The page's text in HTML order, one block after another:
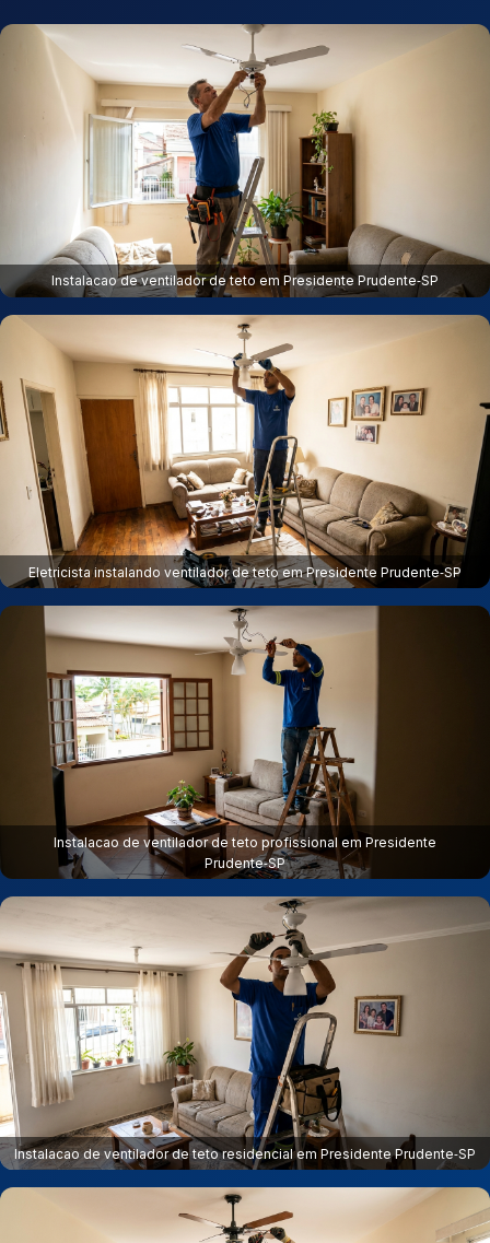
Instalacao de ventilador de teto em Presidente Prudente‑SP
Eletricista instalando ventilador de teto em Presidente Prudente‑SP
Instalacao de ventilador de teto profissional em Presidente
Prudente‑SP
Instalacao de ventilador de teto residencial em Presidente Prudente‑SP